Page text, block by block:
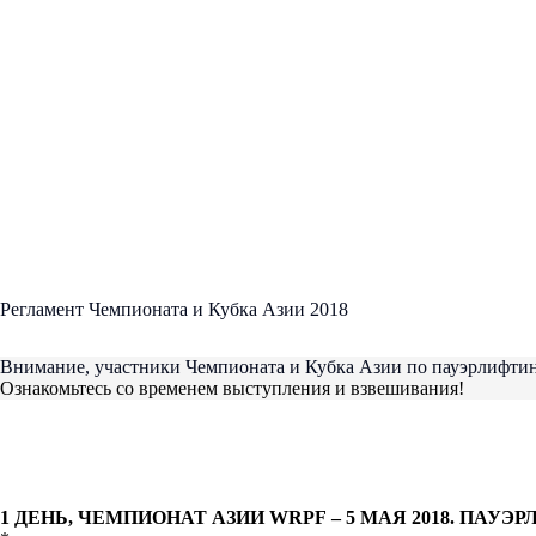
Регламент Чемпионата и Кубка Азии 2018
Внимание, участники Чемпионата и Кубка Азии по
Ознакомьтесь со временем выступления и взвешивания!
1 ДЕНЬ, ЧЕМПИОНАТ АЗИИ WRPF – 5 МАЯ 2018.